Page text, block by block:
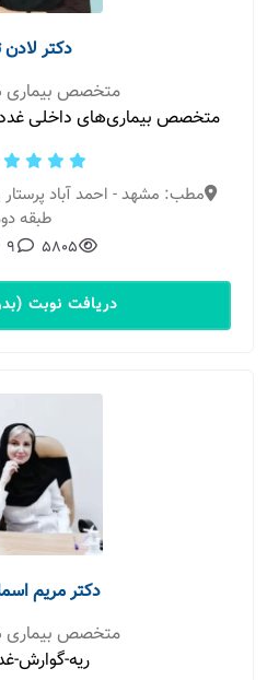
دکتر لادن
متخصص بیماری
متخصص بیماری‌های داخلی غدد
مطب: مشهد - احمد آباد
طبقه
5805
9
دریافت نوبت
دکتر مریم
متخصص بیماری
ریه-گوارش-